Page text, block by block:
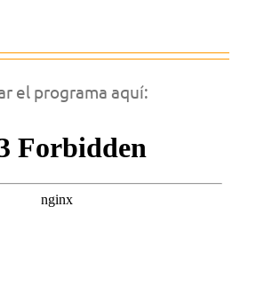
el programa aquí: